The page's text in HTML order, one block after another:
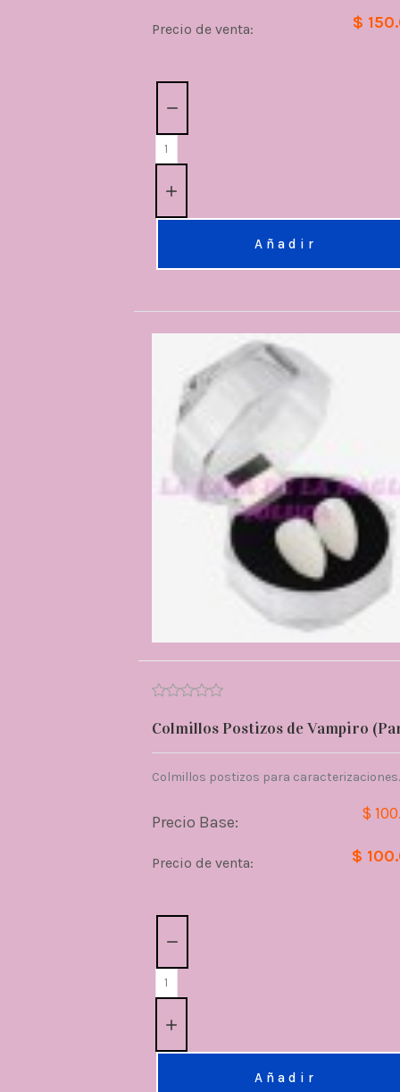
Precio de venta: $
Añadir
Colmillos Postizos de Vampiro
Colmillos postizos para caracterizaciones.
Precio Base: $
Precio de venta: $
Añadir